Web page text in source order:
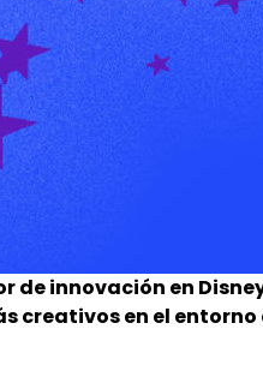
de innovación en
creativos en el